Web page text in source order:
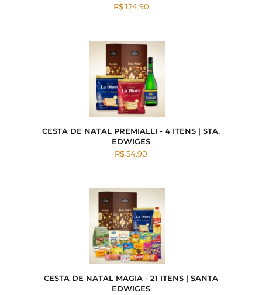
R$ 124.90
CESTA DE NATAL PREMIALLI - 4 ITENS | STA.
EDWIGES
R$ 54.90
CESTA DE NATAL MAGIA - 21 ITENS | SANTA
EDWIGES